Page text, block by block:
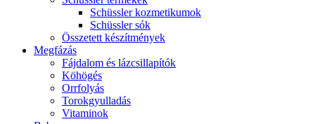
Schüssler kozmetikumok
Schüssler sók
Összetett készítmények
Megfázás
Fájdalom és lázcsillapítók
Köhögés
Orrfolyás
Torokgyulladás
Vitaminok